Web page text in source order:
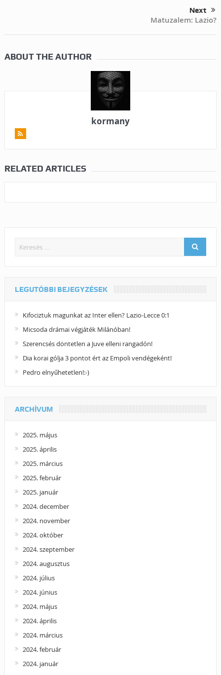
Next
Matuzalem: Lazio?
ABOUT THE AUTHOR
kormany
RELATED ARTICLES
LEGUTÓBBI BEJEGYZÉSEK
Kifociztuk magunkat az Inter ellen? Lazio-Lecce 0:1
Micsoda drámai végjáték Milánóban!
Szerencsés döntetlen a Juve elleni rangadón!
Dia korai gólja 3 pontot ért az Empoli vendégeként!
Pedro elnyűhetetlen!:-)
ARCHÍVUM
2025. május
2025. április
2025. március
2025. február
2025. január
2024. december
2024. november
2024. október
2024. szeptember
2024. augusztus
2024. július
2024. június
2024. május
2024. április
2024. március
2024. február
2024. január